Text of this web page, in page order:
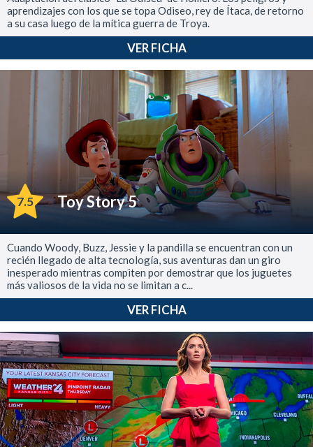
aprendizajes con los que se topa Odiseo, rey de Ítaca, de retorno
a su casa luego de la mítica guerra de Troya.
VER FICHA
7.5 Toy Story 5
Cuando Woody, Buzz, Jessie y la pandilla se encuentran con un
recién llegado de alta tecnología, sus aventuras dan un giro
inesperado mientras compiten por demostrar que los juguetes
más valiosos de la vida no se limitan a c...
VER FICHA